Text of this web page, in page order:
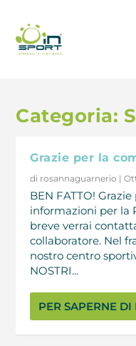
Categoria:
Grazie per la
di rosannaguarnerio |
BEN FATTO!
informazioni per la
breve verrai
collaboratore. Nel
nostro centro
NOSTRI...
PER SAPERNE DI